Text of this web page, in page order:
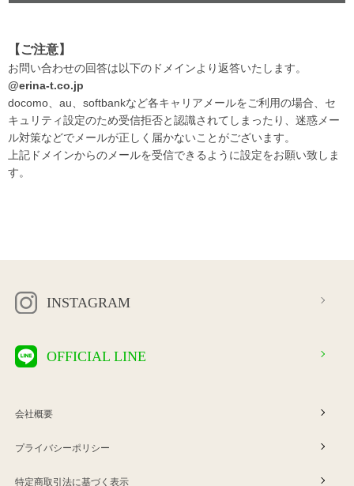
【ご注意】
お問い合わせの回答は以下のドメインより返答いたします。
@erina-t.co.jp
docomo、au、softbankなど各キャリアメールをご利用の場合、セ
キュリティ設定のため受信拒否と認識されてしまったり、迷惑メー
ル対策などでメールが正しく届かないことがございます。
上記ドメインからのメールを受信できるように設定をお願い致しま
す。
INSTAGRAM
OFFICIAL LINE
会社概要
プライバシーポリシー
特定商取引法に基づく表示